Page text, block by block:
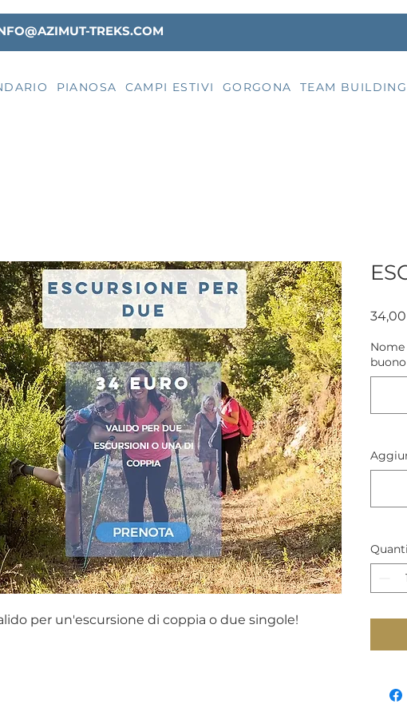
TREKS.COM
PIANOSA CAMPI ESTIVI GORGONA TEAM BUILDING
per un'escursione di coppia o due singole!
buono